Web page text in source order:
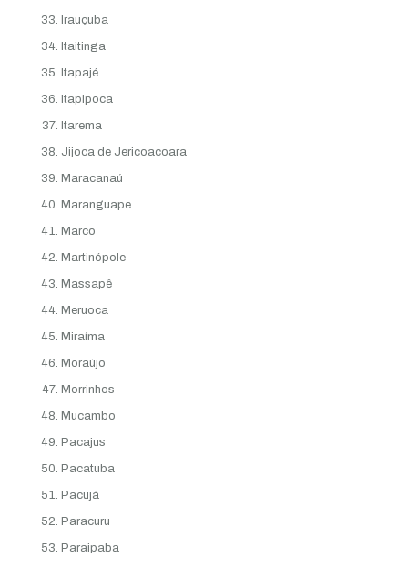
Irauçuba
Itaitinga
Itapajé
Itapipoca
Itarema
Jijoca de Jericoacoara
Maracanaú
Maranguape
Marco
Martinópole
Massapê
Meruoca
Miraíma
Moraújo
Morrinhos
Mucambo
Pacajus
Pacatuba
Pacujá
Paracuru
Paraipaba